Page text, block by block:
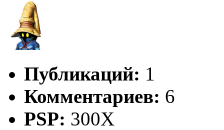
Публикаций: 1
Комментариев: 6
PSP: 300X